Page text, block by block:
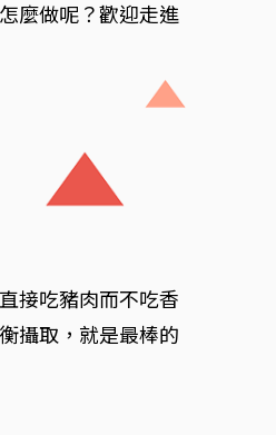
麼做呢？歡迎走進
接吃豬肉而不吃香
攝取，就是最棒的